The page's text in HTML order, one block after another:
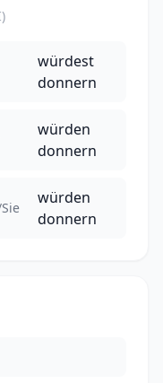
würdest
donnern
würden
donnern
würden
donnern